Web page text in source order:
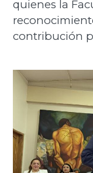
quienes la
contribución